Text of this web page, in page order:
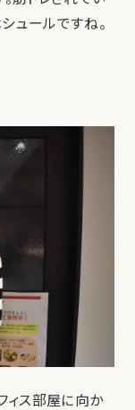
ュールですね。
ィス部屋に向か